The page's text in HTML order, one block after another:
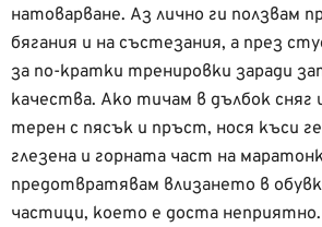
натоварване. Аз лично ги ползвам
бягания и на състезания, а през
за по-кратки тренировки заради
качества. Ако тичам в дълбок сняг
терен с пясък и пръст, нося къси
глезена и горната част на
предотвратявам влизането в
частици, което е доста неприятно.